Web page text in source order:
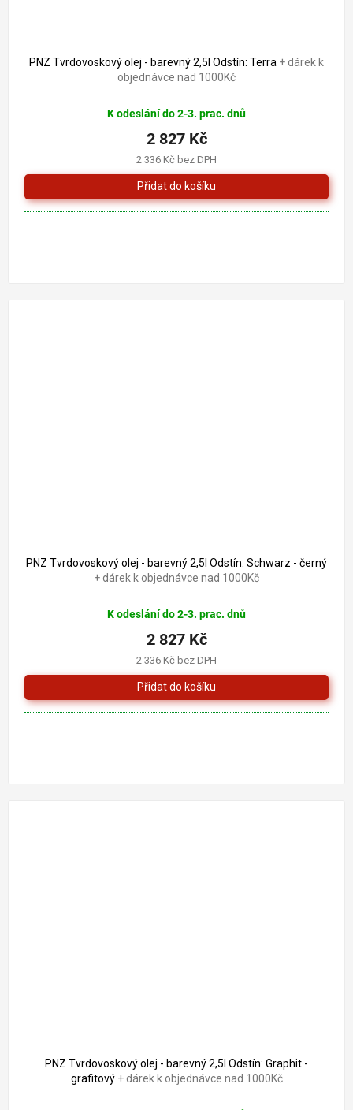
PNZ Tvrdovoskový olej - barevný 2,5l Odstín: Terra + dárek k
objednávce nad 1000Kč
K odeslání do 2-3. prac. dnů
2 336 Kč bez DPH
2 827 Kč
PNZ Tvrdovoskový olej - barevný 2,5l Odstín: Schwarz - černý
+ dárek k objednávce nad 1000Kč
K odeslání do 2-3. prac. dnů
2 336 Kč bez DPH
2 827 Kč
PNZ Tvrdovoskový olej - barevný 2,5l Odstín: Graphit -
grafitový + dárek k objednávce nad 1000Kč